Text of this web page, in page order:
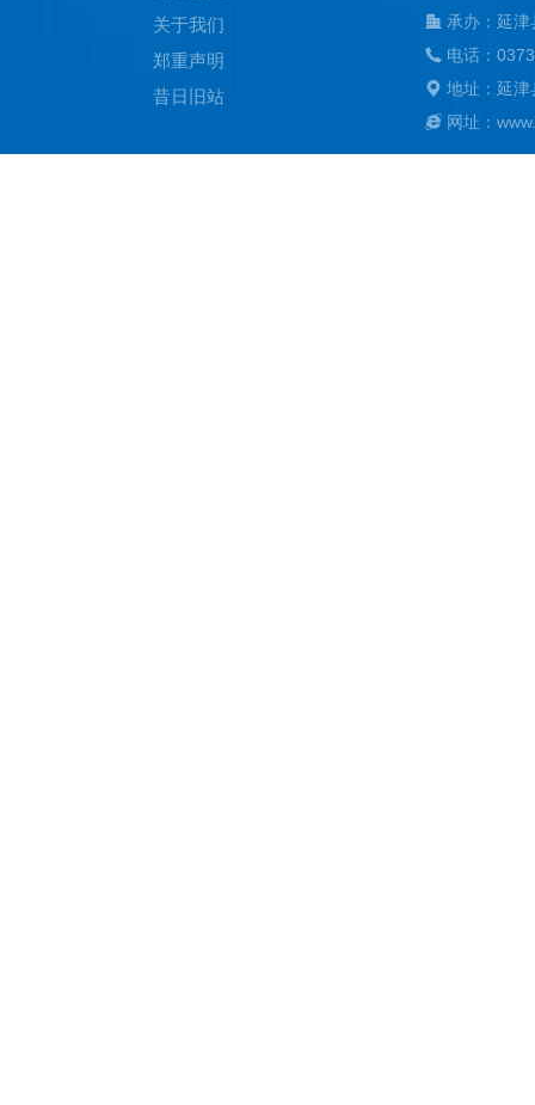
关于我们
郑重声明
昔日旧站
承办：延
电话：
地址：延
网址：